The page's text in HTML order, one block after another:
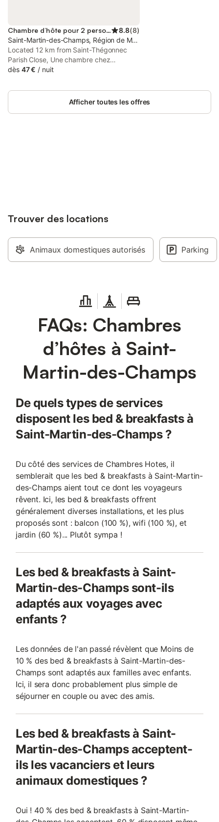
Chambre d’hôte pour 2 personnes 8.8(8)
Saint-Martin-des-Champs, Région de Morlaix
Located 12 km from Saint-Thégonnec
Parish Close, Une chambre chez
l'habitant provides accommodation with
dès 47 € / nuit
Afficher toutes les offres
Trouver des locations
Animaux domestiques autorisés Parking
FAQs: Chambres
d’hôtes à Saint-
Martin-des-Champs
De quels types de services
disposent les bed & breakfasts à
Saint-Martin-des-Champs ?
Du côté des services de Chambres Hotes, il
semblerait que les bed & breakfasts à Saint-Martin-
des-Champs aient tout ce dont les voyageurs
rêvent. Ici, les bed & breakfasts offrent
généralement diverses installations, et les plus
proposés sont : balcon (100 %), wifi (100 %), et
jardin (60 %)... Plutôt sympa !
Les bed & breakfasts à Saint-
Martin-des-Champs sont-ils
adaptés aux voyages avec
enfants ?
Les données de l'an passé révèlent que Moins de
10 % des bed & breakfasts à Saint-Martin-des-
Champs sont adaptés aux familles avec enfants.
Ici, il sera donc probablement plus simple de
séjourner en couple ou avec des amis.
Les bed & breakfasts à Saint-
Martin-des-Champs acceptent-
ils les vacanciers et leurs
animaux domestiques ?
Oui ! 40 % des bed & breakfasts à Saint-Martin-